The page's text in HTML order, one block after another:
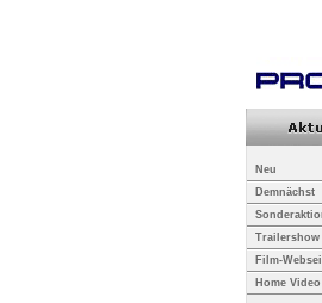
Neu
Demnächst
Trailershow
Film-
Home